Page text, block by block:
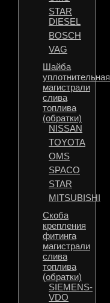
STAR
DIESEL
BOSCH
VAG
Шайба
уплотнительная
магистрали
слива
топлива
(обратки)
NISSAN
TOYOTA
OMS
SPACO
STAR
MITSUBISHI
Скоба
крепления
фитинга
магистрали
слива
топлива
(обратки)
SIEMENS-
VDO